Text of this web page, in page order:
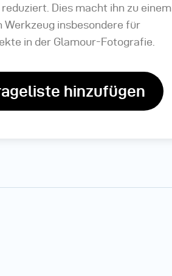
Dies macht ihn zu einem
Werkzeug insbesondere für
in der Glamour-Fotografie.
hinzufügen